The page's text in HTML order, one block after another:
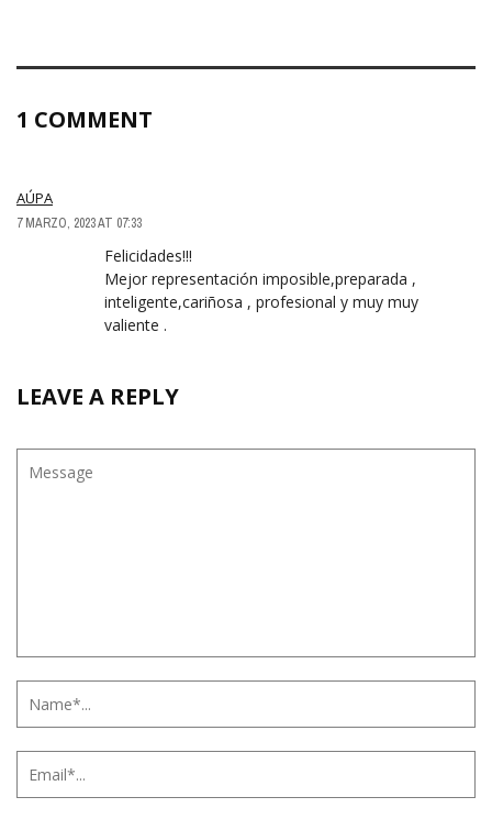
1 COMMENT
AÚPA
7 MARZO, 2023 AT 07:33
Felicidades!!!
Mejor representación imposible,preparada ,
inteligente,cariñosa , profesional y muy muy
valiente .
LEAVE A REPLY